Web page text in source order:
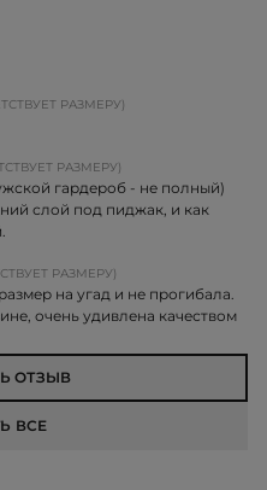
РАЗМЕРУ)
РАЗМЕРУ)
гардероб - не полный)
слой под пиджак, и как
РАЗМЕРУ)
на угад и не прогибала.
очень удивлена качеством
ОТЗЫВ
ВСЕ